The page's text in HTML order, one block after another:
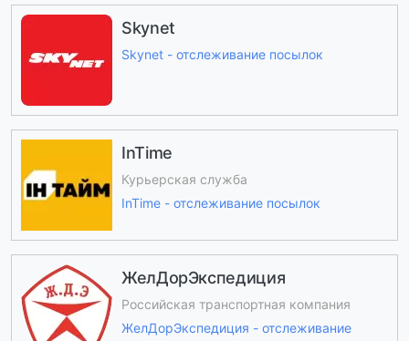
Skynet
Skynet - отслеживание посылок
InTime
Курьерская служба
InTime - отслеживание посылок
ЖелДорЭкспедиция
Российская транспортная компания
ЖелДорЭкспедиция - отслеживание